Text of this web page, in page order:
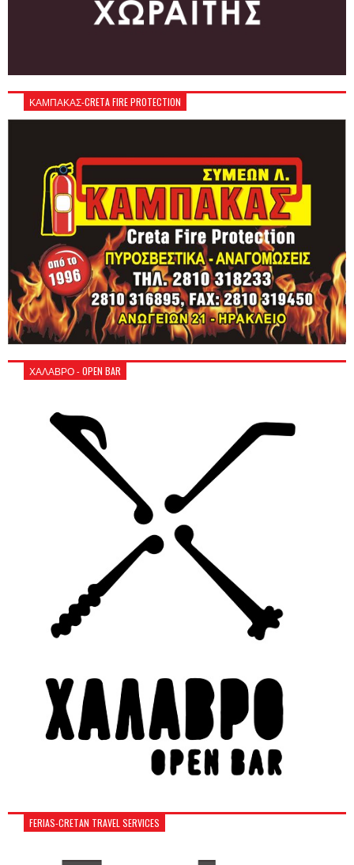
ΚΑΜΠΑΚΑΣ-CRETA FIRE PROTECTION
ΧΑΛΑΒΡΟ - OPEN BAR
FERIAS-CRETAN TRAVEL SERVICES